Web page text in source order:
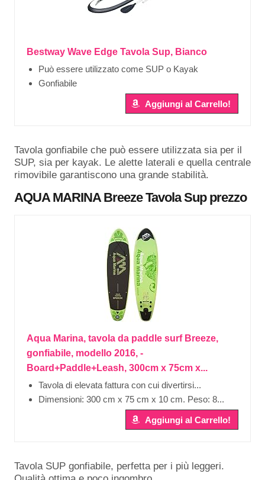
Bestway Wave Edge Tavola Sup, Bianco
Può essere utilizzato come SUP o Kayak
Gonfiabile
Aggiungi al Carrello!
Tavola gonfiabile che può essere utilizzata sia per il
SUP, sia per kayak. Le alette laterali e quella centrale
rimovibile garantiscono una grande stabilità.
AQUA MARINA Breeze Tavola Sup prezzo
Aqua Marina, tavola da paddle surf Breeze,
gonfiabile, modello 2016, -
Board+Paddle+Leash, 300cm x 75cm x...
Tavola di elevata fattura con cui divertirsi...
Dimensioni: 300 cm x 75 cm x 10 cm. Peso: 8...
Aggiungi al Carrello!
Tavola SUP gonfiabile, perfetta per i più leggeri.